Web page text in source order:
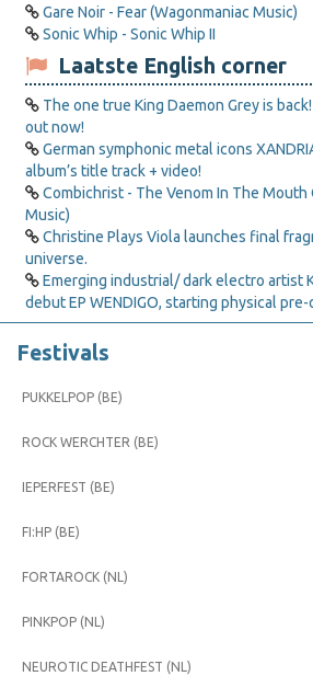
Gare Noir - Fear (Wagonmaniac Music)
Sonic Whip - Sonic Whip II
Laatste English corner
The one true King Daemon Grey is
out now!
German symphonic metal icons
album’s title track + video!
Combichrist - The Venom In The Mouth
Music)
Christine Plays Viola launches final
universe.
Emerging industrial/ dark electro artist
debut EP WENDIGO, starting physical
Festivals
PUKKELPOP (BE)
ROCK WERCHTER (BE)
IEPERFEST (BE)
FI:HP (BE)
FORTAROCK (NL)
PINKPOP (NL)
NEUROTIC DEATHFEST (NL)